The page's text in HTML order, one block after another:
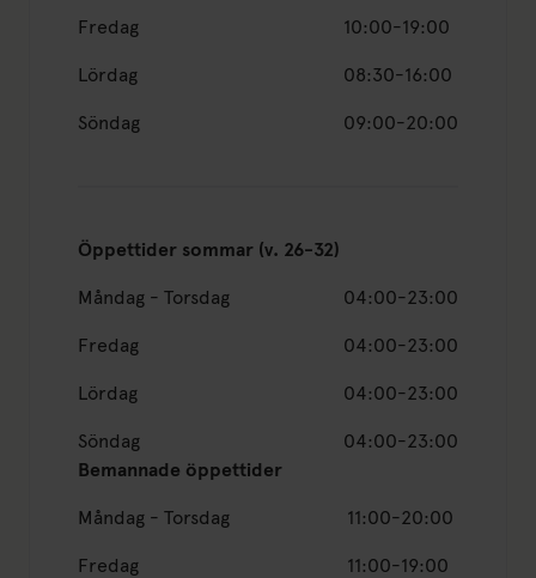
Fredag 10:00-19:00
Lördag 08:30-16:00
Söndag 09:00-20:00
Öppettider sommar (v. 26-32)
Måndag - Torsdag 04:00-23:00
Fredag 04:00-23:00
Lördag 04:00-23:00
Söndag
04:00-23:00
Bemannade öppettider
Måndag - Torsdag 11:00-20:00
Fredag 11:00-19:00